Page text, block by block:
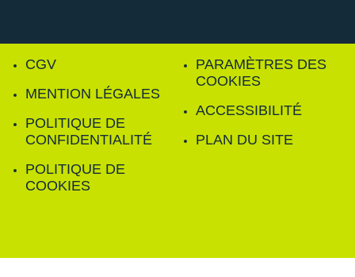
CGV
MENTION LÉGALES
POLITIQUE DE
CONFIDENTIALITÉ
POLITIQUE DE
COOKIES
PARAMÈTRES DES
COOKIES
ACCESSIBILITÉ
PLAN DU SITE